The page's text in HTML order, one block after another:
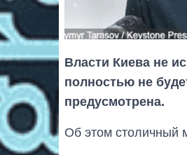
Власти Киева не
полностью не
предусмотрена.
Об этом столичный